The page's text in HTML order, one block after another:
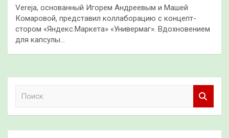
Vereja, основанный Игорем Андреевым и Машей
Комаровой, представил коллаборацию с концепт-
стором «Яндекс.Маркета» «Универмаг». Вдохновением
для капсулы…
к